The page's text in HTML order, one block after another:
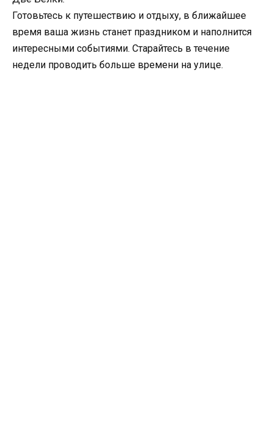
Готовьтесь к путешествию и отдыху, в ближайшее
время ваша жизнь станет праздником и наполнится
интересными событиями. Старайтесь в течение
недели проводить больше времени на улице.